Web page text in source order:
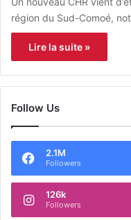
région du Sud-Comoé,
Lire la suite »
Follow Us
2.1M
Followers
126k
Followers